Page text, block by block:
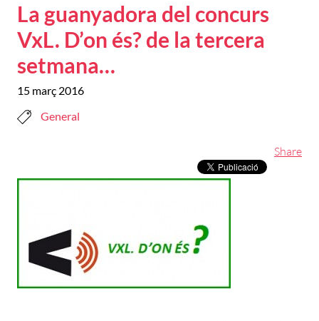
La guanyadora del concurs
VxL. D’on és? de la tercera
setmana…
15 març 2016
General
Share